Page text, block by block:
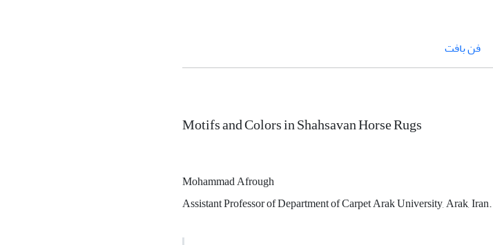
فن بافت
Motifs and Colors in Shahsavan Horse Rugs
Mohammad Afrough
Assistant Professor of Department of Carpet Arak University, Arak, Iran.